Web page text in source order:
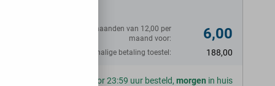
Eerste 8 maanden van 12,00 per
maand voor:
6,00
Eenmalige betaling toestel: 188,00
Voor 23:59 uur besteld, morgen in huis